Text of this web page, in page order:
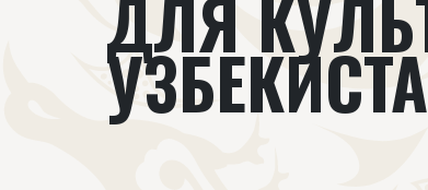
ДЛЯ